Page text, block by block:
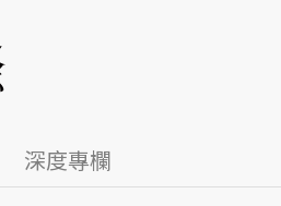
深度專欄